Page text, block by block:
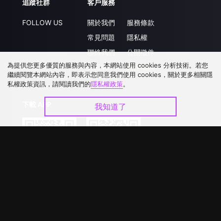
追蹤社群
FOLLOW US
客戶服務
關於我們
常見問題
聯絡我們
升級VIP
服務條款
隱私權
公開徵件
合作洽談
為提供您更多優質的服務與內容，本網站使用 cookies 分析技術。若您
繼續閱覽本網站內容，即表示您同意我們使用 cookies，關於更多相關隱
私權政策資訊，請閱讀我們的隱私權政策。
我知道了